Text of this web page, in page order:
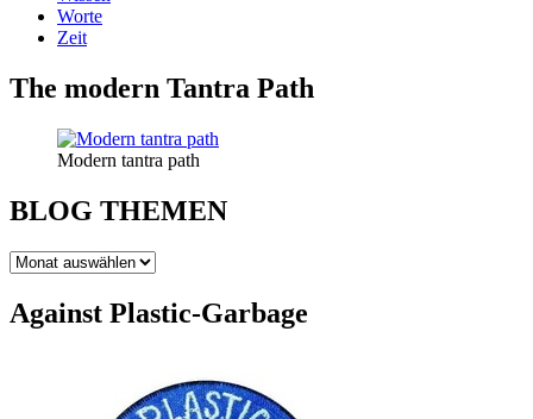
Worte
Zeit
The modern Tantra Path
Modern tantra path
BLOG THEMEN
BLOG
Against Plastic-Garbage